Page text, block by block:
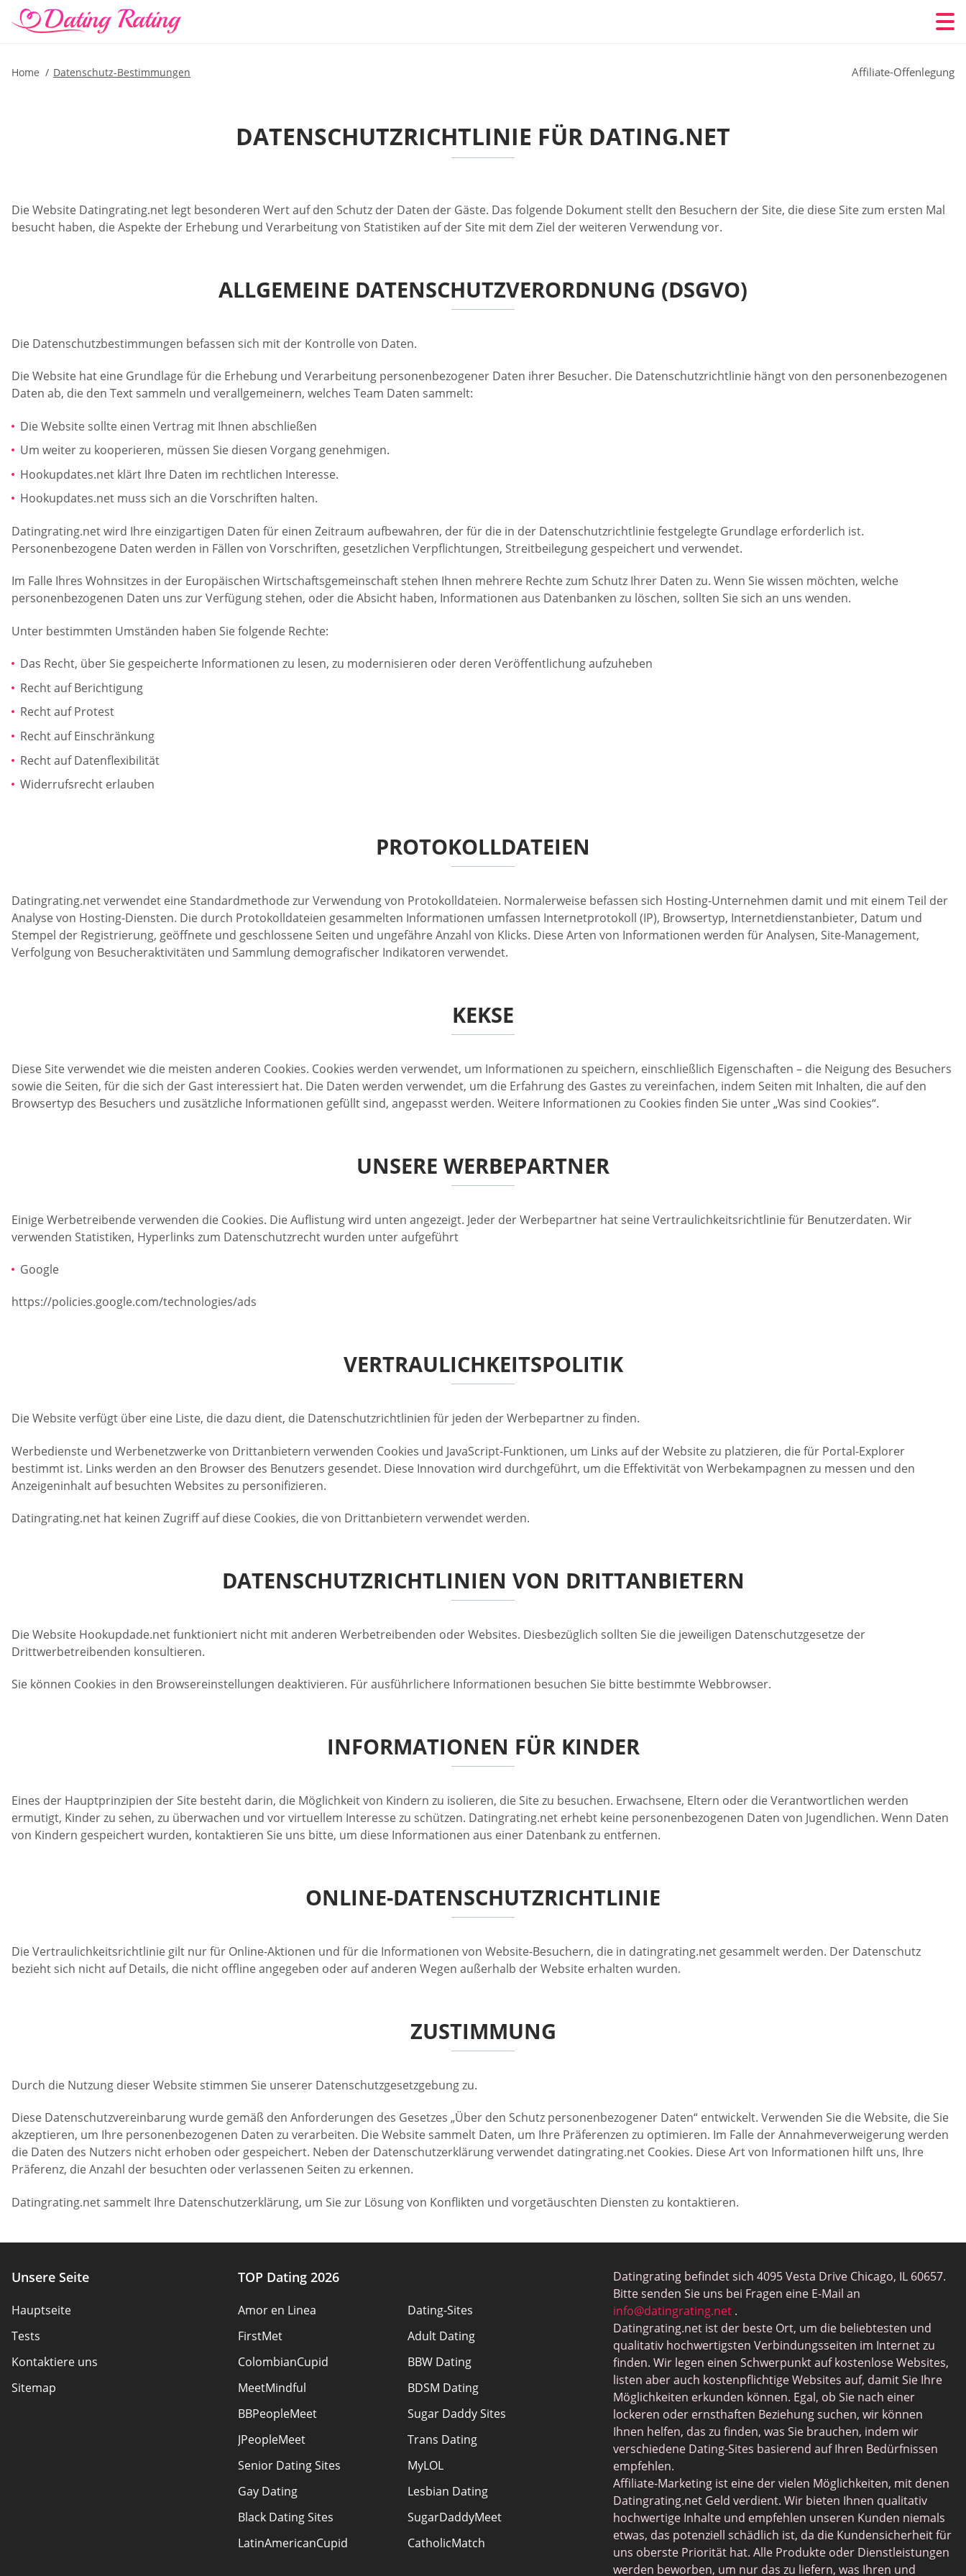
Home Datenschutz-Bestimmungen Affiliate-Offenlegung
DATENSCHUTZRICHTLINIE FÜR DATING.NET
Die Website Datingrating.net legt besonderen Wert auf den Schutz der Daten der Gäste. Das folgende Dokument stellt den Besuchern der Site, die diese Site zum ersten Mal
besucht haben, die Aspekte der Erhebung und Verarbeitung von Statistiken auf der Site mit dem Ziel der weiteren Verwendung vor.
ALLGEMEINE DATENSCHUTZVERORDNUNG (DSGVO)
Die Datenschutzbestimmungen befassen sich mit der Kontrolle von Daten.
Die Website hat eine Grundlage für die Erhebung und Verarbeitung personenbezogener Daten ihrer Besucher. Die Datenschutzrichtlinie hängt von den personenbezogenen
Daten ab, die den Text sammeln und verallgemeinern, welches Team Daten sammelt:
Die Website sollte einen Vertrag mit Ihnen abschließen
Um weiter zu kooperieren, müssen Sie diesen Vorgang genehmigen.
Hookupdates.net klärt Ihre Daten im rechtlichen Interesse.
Hookupdates.net muss sich an die Vorschriften halten.
Datingrating.net wird Ihre einzigartigen Daten für einen Zeitraum aufbewahren, der für die in der Datenschutzrichtlinie festgelegte Grundlage erforderlich ist.
Personenbezogene Daten werden in Fällen von Vorschriften, gesetzlichen Verpflichtungen, Streitbeilegung gespeichert und verwendet.
Im Falle Ihres Wohnsitzes in der Europäischen Wirtschaftsgemeinschaft stehen Ihnen mehrere Rechte zum Schutz Ihrer Daten zu. Wenn Sie wissen möchten, welche
personenbezogenen Daten uns zur Verfügung stehen, oder die Absicht haben, Informationen aus Datenbanken zu löschen, sollten Sie sich an uns wenden.
Unter bestimmten Umständen haben Sie folgende Rechte:
Das Recht, über Sie gespeicherte Informationen zu lesen, zu modernisieren oder deren Veröffentlichung aufzuheben
Recht auf Berichtigung
Recht auf Protest
Recht auf Einschränkung
Recht auf Datenflexibilität
Widerrufsrecht erlauben
PROTOKOLLDATEIEN
Datingrating.net verwendet eine Standardmethode zur Verwendung von Protokolldateien. Normalerweise befassen sich Hosting-Unternehmen damit und mit einem Teil der
Analyse von Hosting-Diensten. Die durch Protokolldateien gesammelten Informationen umfassen Internetprotokoll (IP), Browsertyp, Internetdienstanbieter, Datum und
Stempel der Registrierung, geöffnete und geschlossene Seiten und ungefähre Anzahl von Klicks. Diese Arten von Informationen werden für Analysen, Site-Management,
Verfolgung von Besucheraktivitäten und Sammlung demografischer Indikatoren verwendet.
KEKSE
Diese Site verwendet wie die meisten anderen Cookies. Cookies werden verwendet, um Informationen zu speichern, einschließlich Eigenschaften – die Neigung des Besuchers
sowie die Seiten, für die sich der Gast interessiert hat. Die Daten werden verwendet, um die Erfahrung des Gastes zu vereinfachen, indem Seiten mit Inhalten, die auf den
Browsertyp des Besuchers und zusätzliche Informationen gefüllt sind, angepasst werden. Weitere Informationen zu Cookies finden Sie unter „Was sind Cookies“.
UNSERE WERBEPARTNER
Einige Werbetreibende verwenden die Cookies. Die Auflistung wird unten angezeigt. Jeder der Werbepartner hat seine Vertraulichkeitsrichtlinie für Benutzerdaten. Wir
verwenden Statistiken, Hyperlinks zum Datenschutzrecht wurden unter aufgeführt
Google
https://policies.google.com/technologies/ads
VERTRAULICHKEITSPOLITIK
Die Website verfügt über eine Liste, die dazu dient, die Datenschutzrichtlinien für jeden der Werbepartner zu finden.
Werbedienste und Werbenetzwerke von Drittanbietern verwenden Cookies und JavaScript-Funktionen, um Links auf der Website zu platzieren, die für Portal-Explorer
bestimmt ist. Links werden an den Browser des Benutzers gesendet. Diese Innovation wird durchgeführt, um die Effektivität von Werbekampagnen zu messen und den
Anzeigeninhalt auf besuchten Websites zu personifizieren.
Datingrating.net hat keinen Zugriff auf diese Cookies, die von Drittanbietern verwendet werden.
DATENSCHUTZRICHTLINIEN VON DRITTANBIETERN
Die Website Hookupdade.net funktioniert nicht mit anderen Werbetreibenden oder Websites. Diesbezüglich sollten Sie die jeweiligen Datenschutzgesetze der
Drittwerbetreibenden konsultieren.
Sie können Cookies in den Browsereinstellungen deaktivieren. Für ausführlichere Informationen besuchen Sie bitte bestimmte Webbrowser.
INFORMATIONEN FÜR KINDER
Eines der Hauptprinzipien der Site besteht darin, die Möglichkeit von Kindern zu isolieren, die Site zu besuchen. Erwachsene, Eltern oder die Verantwortlichen werden
ermutigt, Kinder zu sehen, zu überwachen und vor virtuellem Interesse zu schützen. Datingrating.net erhebt keine personenbezogenen Daten von Jugendlichen. Wenn Daten
von Kindern gespeichert wurden, kontaktieren Sie uns bitte, um diese Informationen aus einer Datenbank zu entfernen.
ONLINE-DATENSCHUTZRICHTLINIE
Die Vertraulichkeitsrichtlinie gilt nur für Online-Aktionen und für die Informationen von Website-Besuchern, die in datingrating.net gesammelt werden. Der Datenschutz
bezieht sich nicht auf Details, die nicht offline angegeben oder auf anderen Wegen außerhalb der Website erhalten wurden.
ZUSTIMMUNG
Durch die Nutzung dieser Website stimmen Sie unserer Datenschutzgesetzgebung zu.
Diese Datenschutzvereinbarung wurde gemäß den Anforderungen des Gesetzes „Über den Schutz personenbezogener Daten“ entwickelt. Verwenden Sie die Website, die Sie
akzeptieren, um Ihre personenbezogenen Daten zu verarbeiten. Die Website sammelt Daten, um Ihre Präferenzen zu optimieren. Im Falle der Annahmeverweigerung werden
die Daten des Nutzers nicht erhoben oder gespeichert. Neben der Datenschutzerklärung verwendet datingrating.net Cookies. Diese Art von Informationen hilft uns, Ihre
Präferenz, die Anzahl der besuchten oder verlassenen Seiten zu erkennen.
Datingrating.net sammelt Ihre Datenschutzerklärung, um Sie zur Lösung von Konflikten und vorgetäuschten Diensten zu kontaktieren.
Unsere Seite
Hauptseite
Tests
Kontaktiere uns
Sitemap
TOP Dating 2026
Amor en Linea
Dating-Sites
FirstMet
Adult Dating
ColombianCupid
BBW Dating
MeetMindful
BDSM Dating
BBPeopleMeet
Sugar Daddy Sites
JPeopleMeet
Trans Dating
Senior Dating Sites
MyLOL
Gay Dating
Lesbian Dating
Black Dating Sites
SugarDaddyMeet
LatinAmericanCupid
CatholicMatch
Datingrating befindet sich 4095 Vesta Drive Chicago, IL 60657.
Bitte senden Sie uns bei Fragen eine E-Mail an
info@datingrating.net .
Datingrating.net ist der beste Ort, um die beliebtesten und
qualitativ hochwertigsten Verbindungsseiten im Internet zu
finden. Wir legen einen Schwerpunkt auf kostenlose Websites,
listen aber auch kostenpflichtige Websites auf, damit Sie Ihre
Möglichkeiten erkunden können. Egal, ob Sie nach einer
lockeren oder ernsthaften Beziehung suchen, wir können
Ihnen helfen, das zu finden, was Sie brauchen, indem wir
verschiedene Dating-Sites basierend auf Ihren Bedürfnissen
empfehlen.
Affiliate-Marketing ist eine der vielen Möglichkeiten, mit denen
Datingrating.net Geld verdient. Wir bieten Ihnen qualitativ
hochwertige Inhalte und empfehlen unseren Kunden niemals
etwas, das potenziell schädlich ist, da die Kundensicherheit für
uns oberste Priorität hat. Alle Produkte oder Dienstleistungen
werden beworben, um nur das zu liefern, was Ihren und